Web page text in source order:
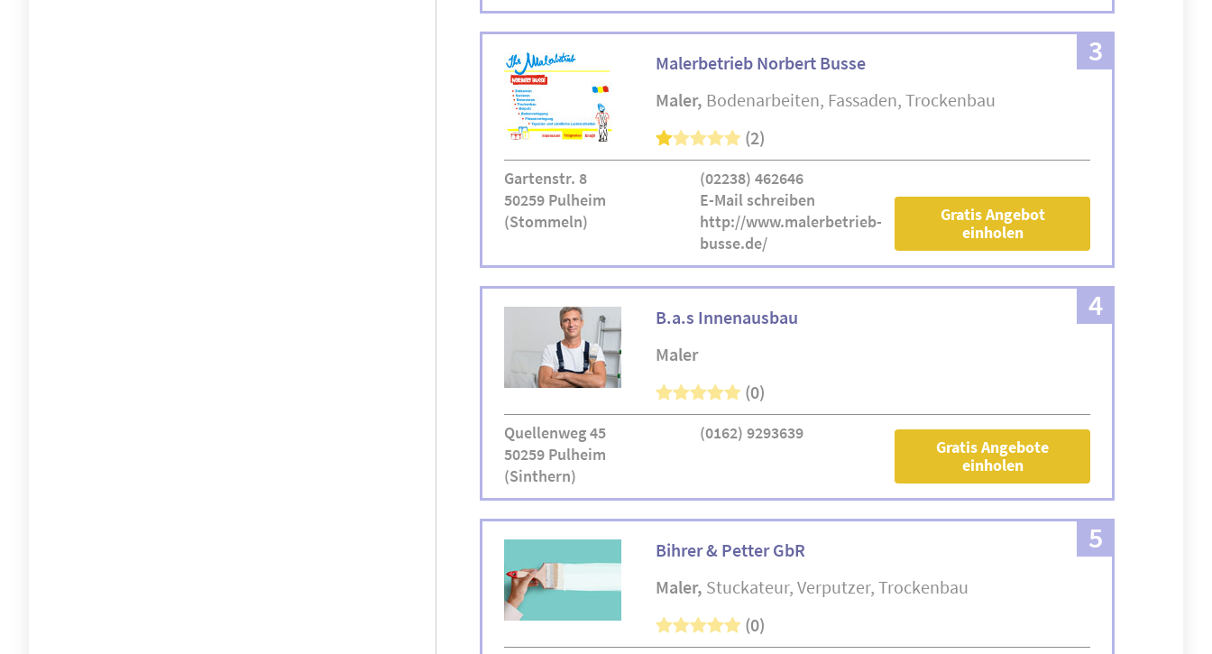
3
Malerbetrieb Norbert Busse
Maler Bodenarbeiten Fassaden Trockenbau
(2)
Gartenstr. 8
50259 Pulheim
(Stommeln)
(02238) 462646
E-Mail schreiben
http://www.malerbetrieb-
busse.de/
Gratis Angebot
einholen
4
B.a.s Innenausbau
Maler
(0)
Quellenweg 45
50259 Pulheim
(Sinthern)
(0162) 9293639
Gratis Angebote
einholen
5
Bihrer & Petter GbR
Maler Stuckateur Verputzer Trockenbau
(0)